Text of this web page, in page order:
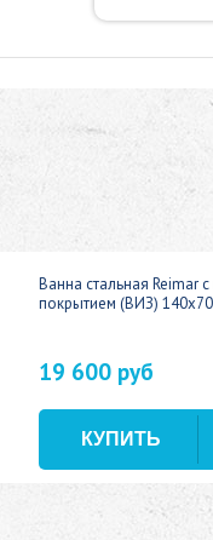
Ванна стальная Reimar
покрытием (ВИЗ) 140x70
19 600 руб